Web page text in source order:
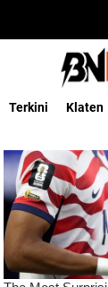
Terkini Klaten